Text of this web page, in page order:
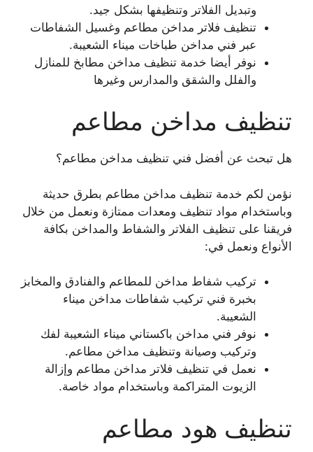
وتبديل الفلاتر وتنظيفها بشكل جيد.
تنظيف فلاتر مداخن مطاعم وغسيل الشفاطات
عبر فني مداخن طباخات ميناء الشعيبة.
نوفر أيضا خدمة تنظيف مداخن مطابخ للمنازل
والفلل والشقق والمدارس وغيرها
تنظيف مداخن مطاعم
هل تبحث عن أفضل فني تنظيف مداخن مطاعم؟
نؤمن لكم خدمة تنظيف مداخن مطاعم بطرق حديثة
وباستخدام مواد تنظيف ومعدات ممتازة ونعمل من خلال
فريقنا على تنظيف الفلاتر والشفاط والمداخن بكافة
الأنواع ونعمل في:
تركيب شفاط مداخن للمطاعم والفنادق والمخابز
بخبرة فني تركيب شفاطات مداخن ميناء
الشعيبة.
نوفر فني مداخن باكستاني ميناء الشعيبة لفك
وتركيب وصيانة وتنظيف مداخن مطاعم.
نعمل في تنظيف فلاتر مداخن مطاعم وإزالة
الزيوت المتراكمة وباستخدام مواد خاصة.
تنظيف هود مطاعم